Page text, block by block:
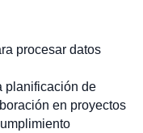
procesar datos
planificación de
en proyectos